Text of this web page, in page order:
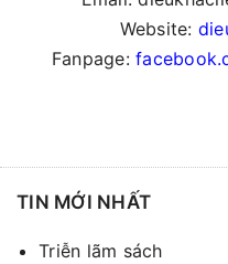
Website:
Fanpage:
TIN MỚI NHẤT
Triễn lãm sách